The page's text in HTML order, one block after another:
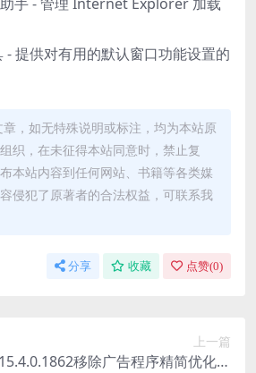
提供对有用的默认窗口功能设置的
，如无特殊说明或标注，均为本站原
织，在未征得本站同意时，禁止复
本站内容到任何网站、书籍等各类媒
侵犯了原著者的合法权益，可联系我
分享 收藏 点赞(0)
上一篇
移除广告程序精简优化下